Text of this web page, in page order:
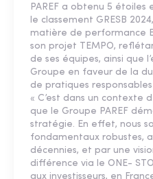
PAREF a obtenu 5 étoiles
le classement GRESB
matière de performance
son projet TEMPO,
de ses équipes, ainsi que
Groupe en faveur de la
de pratiques
« C’est dans un contexte
que le Groupe PAREF
stratégie. En effet, nous
fondamentaux robustes,
décennies, et par une
différence via le ONE-
aux investisseurs, en